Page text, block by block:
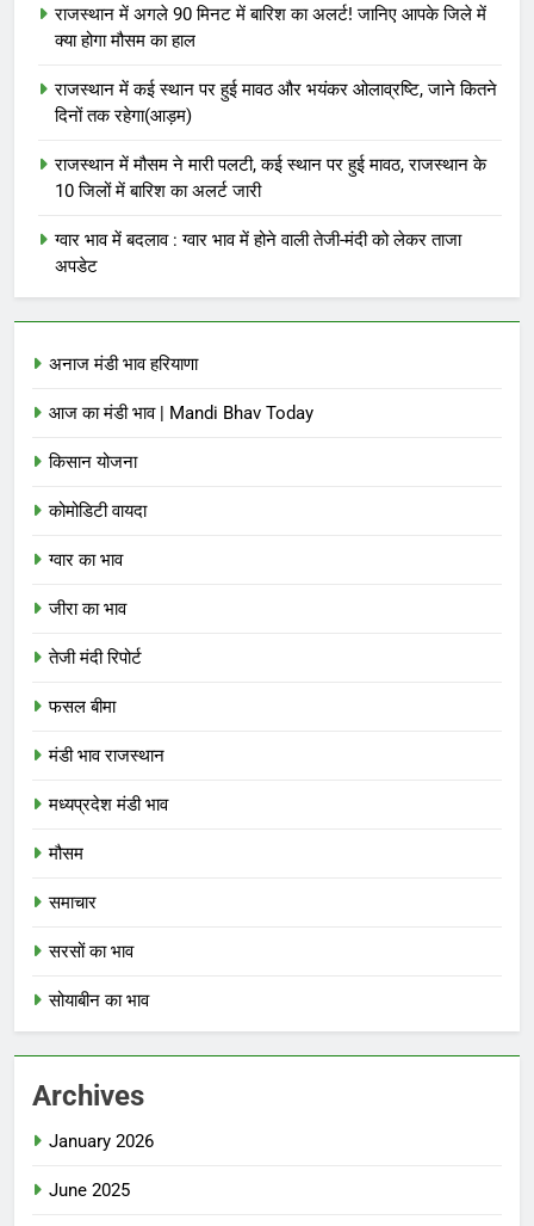
राजस्थान में अगले 90 मिनट में बारिश का अलर्ट! जानिए आपके जिले में
क्या होगा मौसम का हाल
राजस्थान में कई स्थान पर हुई मावठ और भयंकर ओलाव्रष्टि, जाने कितने
दिनों तक रहेगा(आड़म)
राजस्थान में मौसम ने मारी पलटी, कई स्थान पर हुई मावठ, राजस्थान के
10 जिलों में बारिश का अलर्ट जारी
ग्वार भाव में बदलाव : ग्वार भाव में होने वाली तेजी-मंदी को लेकर ताजा
अपडेट
अनाज मंडी भाव हरियाणा
आज का मंडी भाव | Mandi Bhav Today
किसान योजना
कोमोडिटी वायदा
ग्वार का भाव
जीरा का भाव
तेजी मंदी रिपोर्ट
फसल बीमा
मंडी भाव राजस्थान
मध्यप्रदेश मंडी भाव
मौसम
समाचार
सरसों का भाव
सोयाबीन का भाव
Archives
January 2026
June 2025